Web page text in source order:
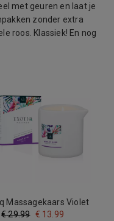
met geuren en laat je
zonder extra
roos. Klassiek! En nog
Massagekaars Violet
Rose - 200g
€ 29.99 € 13.99